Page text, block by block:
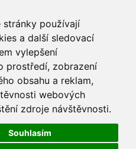
stránky používají
a další sledovací
vylepšení
prostředí, zobrazení
obsahu a reklam,
webových
zdroje návštěvnosti.
Souhlasím
880
ODKAZY